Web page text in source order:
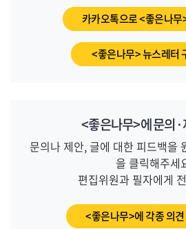
카카오톡으로 <좋은나무
<좋은나무> 뉴스레터
<좋은나무>에 문의
문의나 제안, 글에 대한 피드백을
을 클릭해주세
편집위원과 필자에게
<좋은나무>에 각종 의